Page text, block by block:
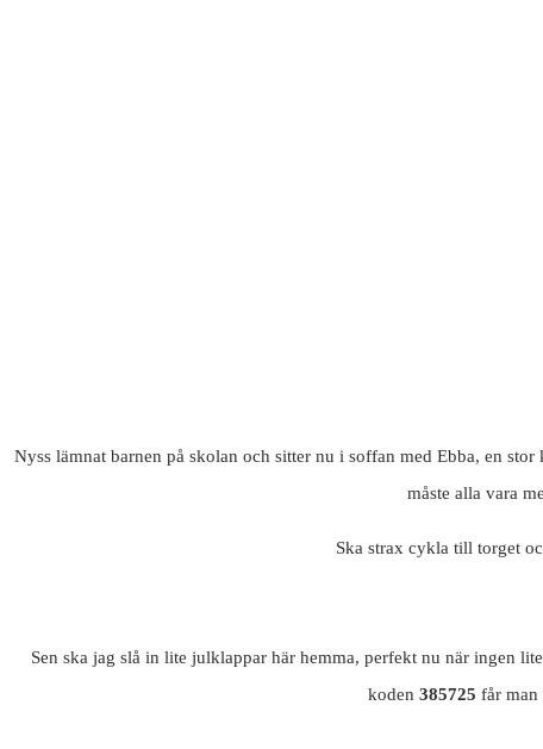
Nyss lämnat barnen på skolan och sitter nu i soffan med Ebba, en
måste alla vara
Ska strax cykla till torget
Sen ska jag slå in lite julklappar här hemma, perfekt nu när ingen
koden 385725 får man